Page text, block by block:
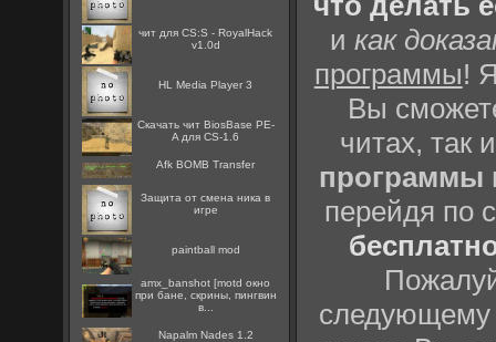
чит для CS:S - RoyalHack
v1.0d
HL Media Player 3
Скачать чит BiosBase PE-
A для CS-1.6
Afk BOMB Transfer
Защита от смена ника в
игре
paintball mod
amx_banshot [motd окно
при бане, скрины, пингвин
в...
Napalm Nades 1.2
икак
программы!
Вы
читах, так
программы
перейдя по